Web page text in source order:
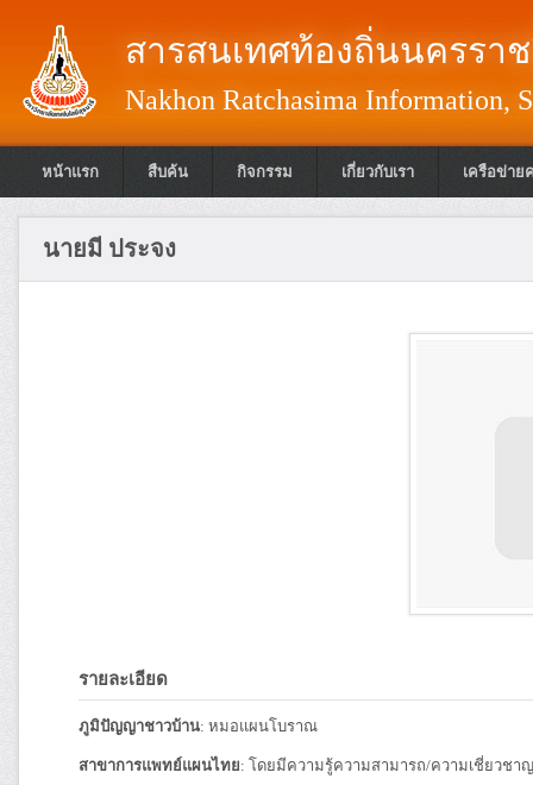
สารสนเทศท้องถิ่นนครรา
Nakhon Ratchasima Information,
หน้าแรก สืบค้น กิจกรรม เกี่ยวกับเรา เครือข่าย
นายมี ประจง
รายละเอียด
ภูมิปัญญาชาวบ้าน: หมอแผนโบราณ
สาขาการแพทย์แผนไทย: โดยมีความรู้ความสามารถ/ความเชี่ยวช